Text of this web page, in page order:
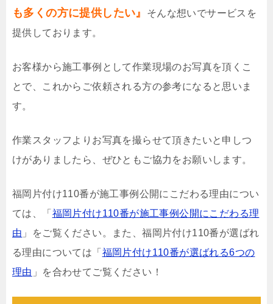
も多くの方に提供したい』
そんな想いでサービスを
提供しております。
お客様から施工事例として作業現場のお写真を頂くこ
とで、これからご依頼される方の参考になると思いま
す。
作業スタッフよりお写真を撮らせて頂きたいと申しつ
けがありましたら、ぜひともご協力をお願いします。
福岡片付け110番が施工事例公開にこだわる理由につい
ては、「 福岡片付け110番が施工事例公開にこだわる理
由 」をご覧ください。また、福岡片付け110番が選ばれ
る理由については「 福岡片付け110番が選ばれる6つの
理由 」を合わせてご覧ください！